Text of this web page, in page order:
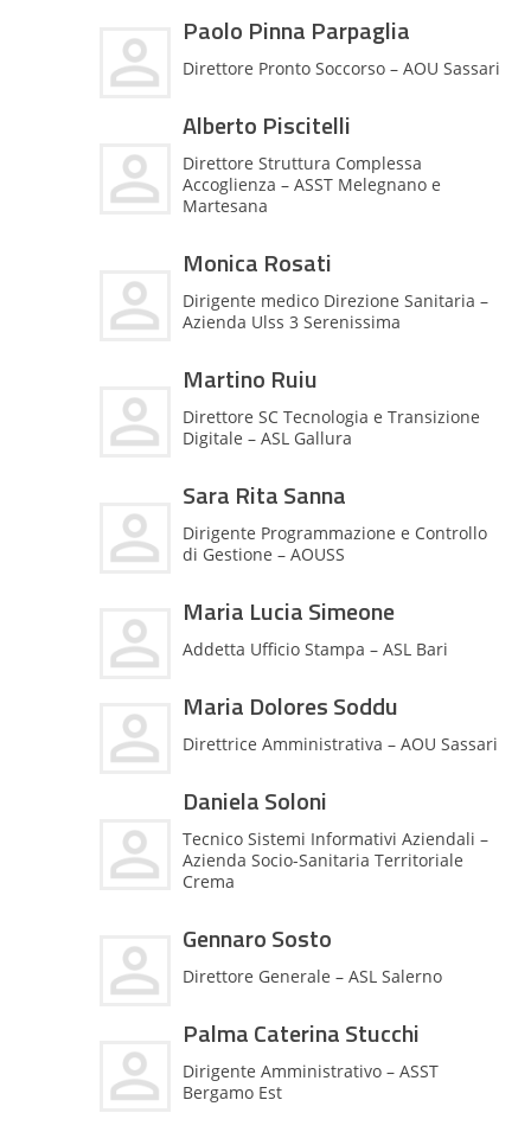
Paolo Pinna Parpaglia
Direttore Pronto Soccorso – AOU Sassari
Alberto Piscitelli
Direttore Struttura Complessa
Accoglienza – ASST Melegnano e
Martesana
Monica Rosati
Dirigente medico Direzione Sanitaria –
Azienda Ulss 3 Serenissima
Martino Ruiu
Direttore SC Tecnologia e Transizione
Digitale – ASL Gallura
Sara Rita Sanna
Dirigente Programmazione e Controllo
di Gestione – AOUSS
Maria Lucia Simeone
Addetta Ufficio Stampa – ASL Bari
Maria Dolores Soddu
Direttrice Amministrativa – AOU Sassari
Daniela Soloni
Tecnico Sistemi Informativi Aziendali –
Azienda Socio-Sanitaria Territoriale
Crema
Gennaro Sosto
Direttore Generale – ASL Salerno
Palma Caterina Stucchi
Dirigente Amministrativo – ASST
Bergamo Est